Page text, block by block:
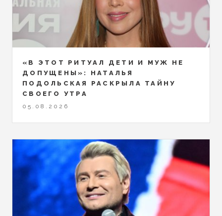
«В ЭТОТ РИТУАЛ ДЕТИ И МУЖ НЕ
ДОПУЩЕНЫ»: НАТАЛЬЯ
ПОДОЛЬСКАЯ РАСКРЫЛА ТАЙНУ
СВОЕГО УТРА
05.08.2026